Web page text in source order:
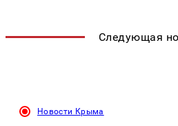
Следующая
Новости Крыма